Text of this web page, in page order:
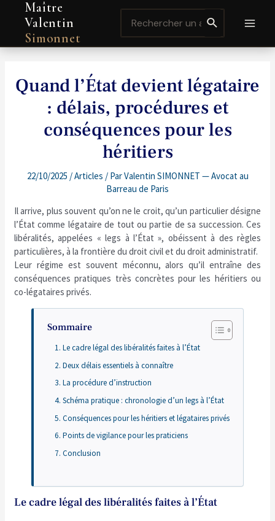
contenu
Maître
Valentin
Simonnet
for:
Quand l’État devient légataire
: délais, procédures et
conséquences pour les
héritiers
22/10/2025 /Articles / ParValentin SIMONNET — Avocat au
Barreau de Paris
Il arrive, plus souvent qu’on ne le croit, qu’un particulier désigne
l’État comme légataire de tout ou partie de sa succession. Ces
libéralités, appelées « legs à l’État », obéissent à des règles
particulières, à la frontière du droit civil et du droit administratif.
Leur régime est souvent méconnu, alors qu’il entraîne des
conséquences pratiques très concrètes pour les héritiers ou
co-légataires privés.
Sommaire
Le cadre légal des libéralités faites à l’État
Deux délais essentiels à connaître
La procédure d’instruction
Schéma pratique : chronologie d’un legs à l’État
Conséquences pour les héritiers et légataires privés
Points de vigilance pour les praticiens
Conclusion
Le cadre légal des libéralités faites à l’État
Navigation
de